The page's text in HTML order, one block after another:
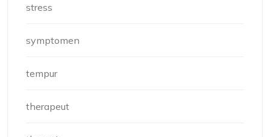
stress
symptomen
tempur
therapeut